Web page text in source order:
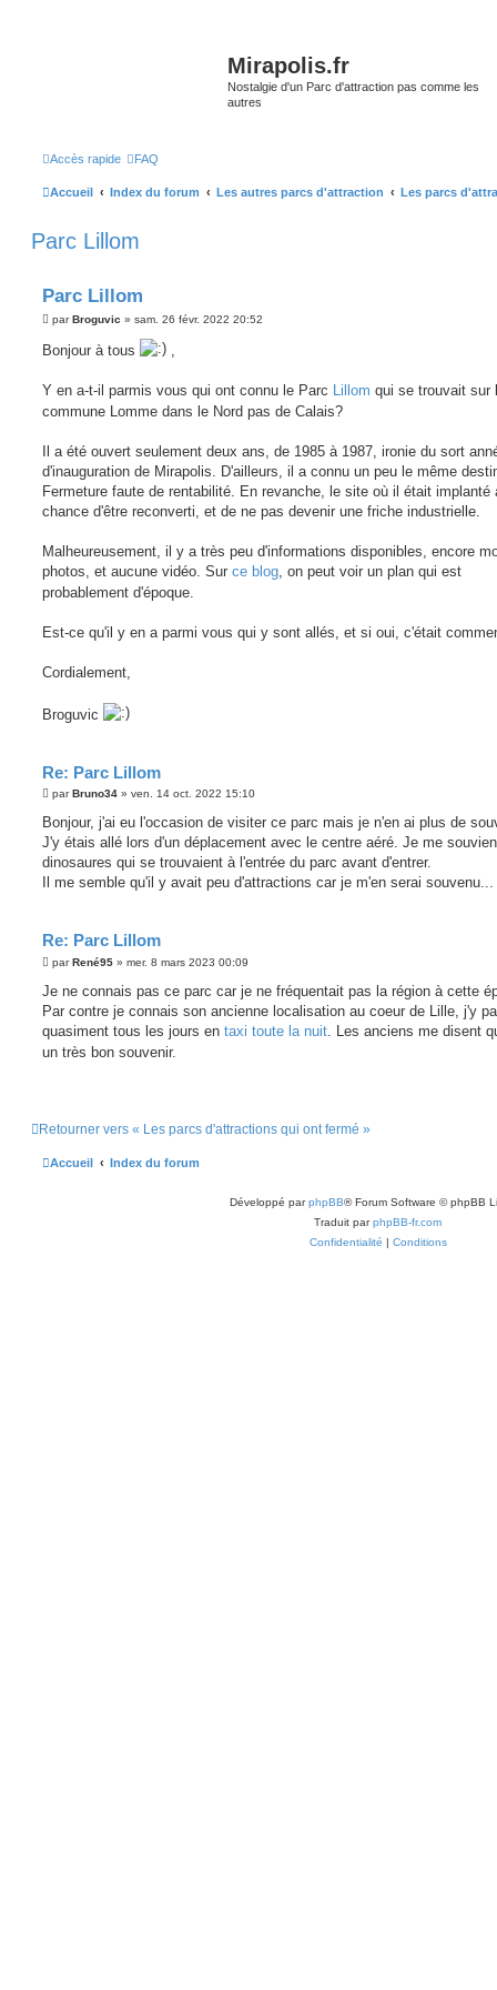
Mirapolis.fr
Nostalgie d'un Parc d'attraction pas comme les
autres
Accès rapide FAQ
Accueil Index du forum Les autres parcs d'attraction Les parcs
Parc Lillom
Parc Lillom
M
s
s
g
parBroguvic » sam. 26 févr. 2022 20:52
Bonjour à tous
Y en a-t-il parmis vous qui ont connu le Parc Lillom qui se trouvait sur
commune Lomme dans le Nord pas de Calais?
Il a été ouvert seulement deux ans, de 1985 à 1987, ironie du sort
d'inauguration de Mirapolis. D'ailleurs, il a connu un peu le même
Fermeture faute de rentabilité. En revanche, le site où il était implanté
chance d'être reconverti, et de ne pas devenir une friche industrielle.
Malheureusement, il y a très peu d'informations disponibles, encore
photos, et aucune vidéo. Sur ce blog , on peut voir un plan qui est
probablement d'époque.
Est-ce qu'il y en a parmi vous qui y sont allés, et si oui, c'était
Cordialement,
Broguvic
Re: Parc Lillom
M
s
a
g
parBruno34 » ven. 14 oct. 2022 15:10
Bonjour, j'ai eu l'occasion de visiter ce parc mais je n'en ai plus de
J'y étais allé lors d'un déplacement avec le centre aéré. Je me
dinosaures qui se trouvaient à l'entrée du parc avant d'entrer.
Il me semble qu'il y avait peu d'attractions car je m'en serai souvenu...
Re: Parc Lillom
M
s
a
g
e
parRené95 » mer. 8 mars 2023 00:09
Je ne connais pas ce parc car je ne fréquentait pas la région à cette
Par contre je connais son ancienne localisation au coeur de Lille, j'y
quasiment tous les jours en taxi toute la nuit . Les anciens me disent
un très bon souvenir.
Retourner vers « Les parcs d'attractions qui ont fermé »
Accueil Index du forum
Développé parphpBB® Forum Software © phpBB
Traduit parphpBB-fr.com
Confidentialité | Conditions